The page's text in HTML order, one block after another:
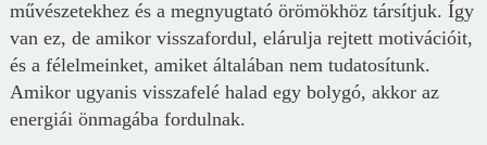
művészetekhez és a megnyugtató örömökhöz társítjuk. Így
van ez, de amikor visszafordul, elárulja rejtett motivációit,
és a félelmeinket, amiket általában nem tudatosítunk.
Amikor ugyanis visszafelé halad egy bolygó, akkor az
energiái önmagába fordulnak.